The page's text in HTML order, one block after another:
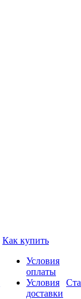
Как купить
Условия
оплаты
Условия
доставки